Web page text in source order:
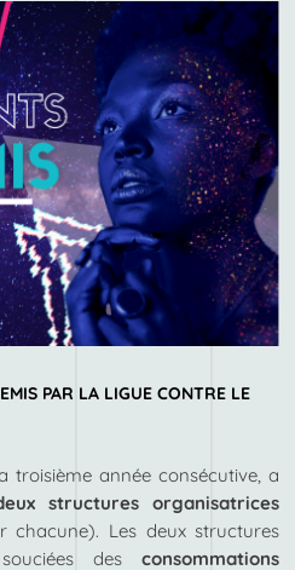
PAR LA LIGUE CONTRE LE
année consécutive, a
structures organisatrices
Les deux structures
souciées desconsommations